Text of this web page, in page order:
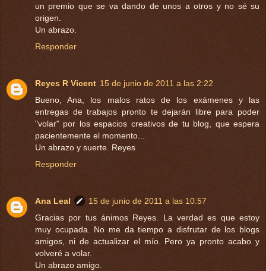
un premio que se va dando de unos a otros y no sé su
origen.
Un abrazo.
Responder
Reyes R Vicent 15 de junio de 2011 a las 2:22
Bueno, Ana, los malos ratos de los exámenes y las
entregas de trabajos pronto te dejarán libre para poder
"volar" por los espacios creativos de tu blog, que espera
pacientemente el momento...
Un abrazo y suerte. Reyes
Responder
Ana Leal
15 de junio de 2011 a las 10:57
Gracias por tus ánimos Reyes. La verdad es que estoy
muy ocupada. No me da tiempo a disfrutar de los blogs
amigos, ni de actualizar el mío. Pero ya pronto acabo y
volveré a volar.
Un abrazo amigo.